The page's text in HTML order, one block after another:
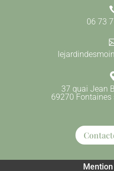
06 73
37 quai Jean
69270 Fontaines